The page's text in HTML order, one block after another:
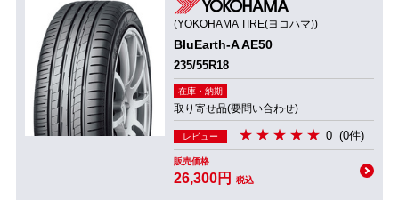
(YOKOHAMA TIRE(ヨコハマ))
BluEarth-A AE50
235/55R18
在庫・納期
取り寄せ品(要問い合わせ)
レビュー 0 (0件)
販売価格
26,300円 税込